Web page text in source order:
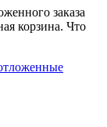
заказа
корзина. Что